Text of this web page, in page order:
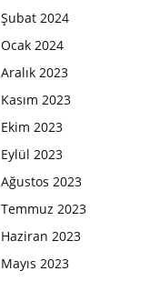
Şubat 2024
Ocak 2024
Aralık 2023
Kasım 2023
Ekim 2023
Eylül 2023
Ağustos 2023
Temmuz 2023
Haziran 2023
Mayıs 2023